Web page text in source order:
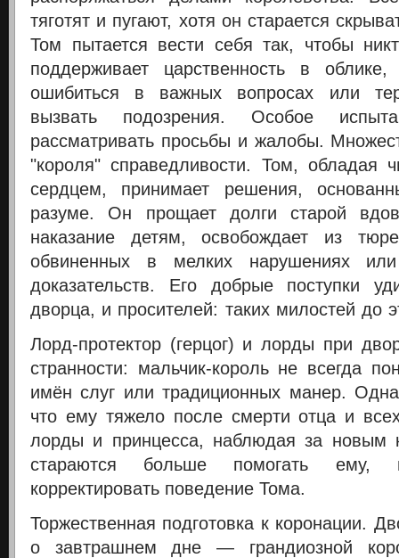
тяготят и пугают, хотя он старается
Том пытается вести себя так, чтобы
поддерживает царственность в
ошибиться в важных вопросах или
вызвать подозрения. Особое
рассматривать просьбы и жалобы.
"короля" справедливости. Том, обладая
сердцем, принимает решения,
разуме. Он прощает долги старой
наказание детям, освобождает из
обвиненных в мелких нарушениях
доказательств. Его добрые поступки
дворца, и просителей: таких милостей до
Лорд-протектор (герцог) и лорды при
странности: мальчик-король не всегда
имён слуг или традиционных манер.
что ему тяжело после смерти отца и
лорды и принцесса, наблюдая за новым
стараются больше помогать ему,
корректировать поведение Тома.
Торжественная подготовка к коронации.
о завтрашнем дне — грандиозной